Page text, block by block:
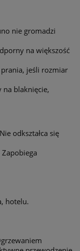
nie gromadzi
na większość
jeśli rozmiar
na blaknięcie,
odkształca się
hotelu.